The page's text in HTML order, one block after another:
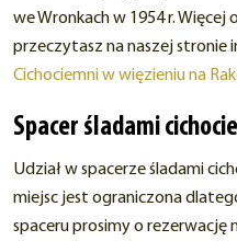
we Wronkach w 1954 r.
przeczytasz na naszej stronie
Cichociemni w więzieniu na
Spacer śladami
Udział w spacerze śladami
miejsc jest ograniczona
spaceru prosimy o rezerwację